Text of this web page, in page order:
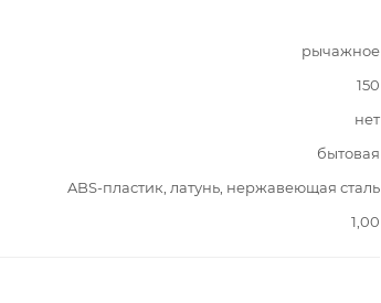
рычажное
150
нет
бытовая
ABS-пластик, латунь, нержавеющая сталь
1,00